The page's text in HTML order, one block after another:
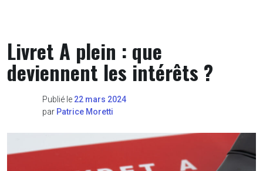
Livret A plein : que
deviennent les intérêts ?
Publié le 22 mars 2024
par Patrice Moretti